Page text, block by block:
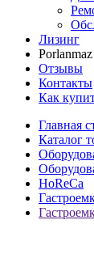
Лизинг
Porlanmaz
Отзывы
Контакты
Как
Главная
Каталог
HoReCa